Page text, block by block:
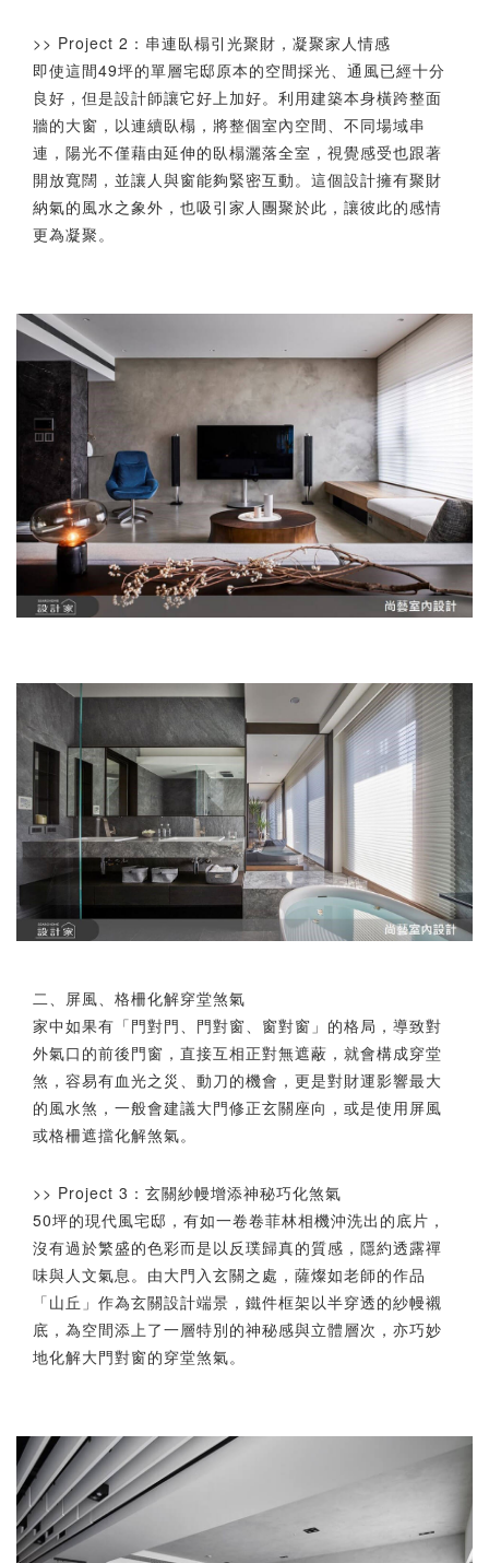
>> Project 2：串連臥榻引光聚財，凝聚家人情感
即使這間49坪的單層宅邸原本的空間採光、通風已經十分
良好，但是設計師讓它好上加好。利用建築本身橫跨整面
牆的大窗，以連續臥榻，將整個室內空間、不同場域串
連，陽光不僅藉由延伸的臥榻灑落全室，視覺感受也跟著
開放寬闊，並讓人與窗能夠緊密互動。這個設計擁有聚財
納氣的風水之象外，也吸引家人團聚於此，讓彼此的感情
更為凝聚。
二、屏風、格柵化解穿堂煞氣
家中如果有「門對門、門對窗、窗對窗」的格局，導致對
外氣口的前後門窗，直接互相正對無遮蔽，就會構成穿堂
煞，容易有血光之災、動刀的機會，更是對財運影響最大
的風水煞，一般會建議大門修正玄關座向，或是使用屏風
或格柵遮擋化解煞氣。
>> Project 3：玄關紗幔增添神秘巧化煞氣
50坪的現代風宅邸，有如一卷卷菲林相機沖洗出的底片，
沒有過於繁盛的色彩而是以反璞歸真的質感，隱約透露禪
味與人文氣息。由大門入玄關之處，薩燦如老師的作品
「山丘」作為玄關設計端景，鐵件框架以半穿透的紗幔襯
底，為空間添上了一層特別的神秘感與立體層次，亦巧妙
地化解大門對窗的穿堂煞氣。